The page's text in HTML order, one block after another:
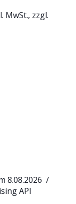
MwSt., zzgl.
8.08.2026 /
API